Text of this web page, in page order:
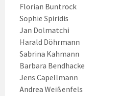
Florian Buntrock
Sophie Spiridis
Jan Dolmatchi
Harald Döhrmann
Sabrina Kahmann
Barbara Bendhacke
Jens Capellmann
Andrea Weißenfels